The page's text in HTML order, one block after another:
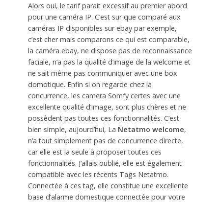
Alors oui, le tarif parait excessif au premier abord
pour une caméra IP. C’est sur que comparé aux
caméras IP disponibles sur ebay par exemple,
c’est cher mais comparons ce qui est comparable,
la caméra ebay, ne dispose pas de reconnaissance
faciale, n’a pas la qualité d’image de la welcome et
ne sait même pas communiquer avec une box
domotique. Enfin si on regarde chez la
concurrence, les camera Somfy certes avec une
excellente qualité d’image, sont plus chères et ne
possèdent pas toutes ces fonctionnalités. C’est
bien simple, aujourd’hui, La Netatmo welcome,
n’a tout simplement pas de concurrence directe,
car elle est la seule à proposer toutes ces
fonctionnalités. J’allais oublié, elle est également
compatible avec les récents Tags Netatmo.
Connectée à ces tag, elle constitue une excellente
base d’alarme domestique connectée pour votre